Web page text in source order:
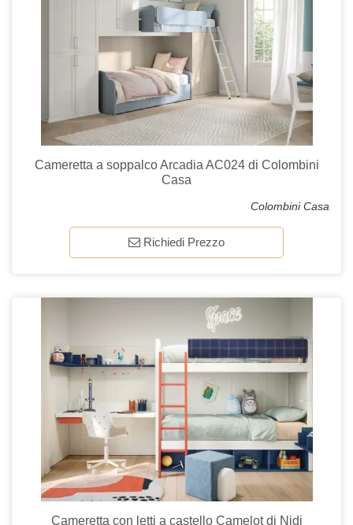
Cameretta a soppalco Arcadia AC024 di Colombini
Casa
Colombini Casa
Richiedi Prezzo
Cameretta con letti a castello Camelot di Nidi